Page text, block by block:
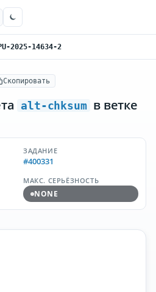
2025-14634-2
Скопировать
alt-chksum в ветке
ЗАДАНИЕ
#400331
МАКС. СЕРЬЁЗНОСТЬ
NONE